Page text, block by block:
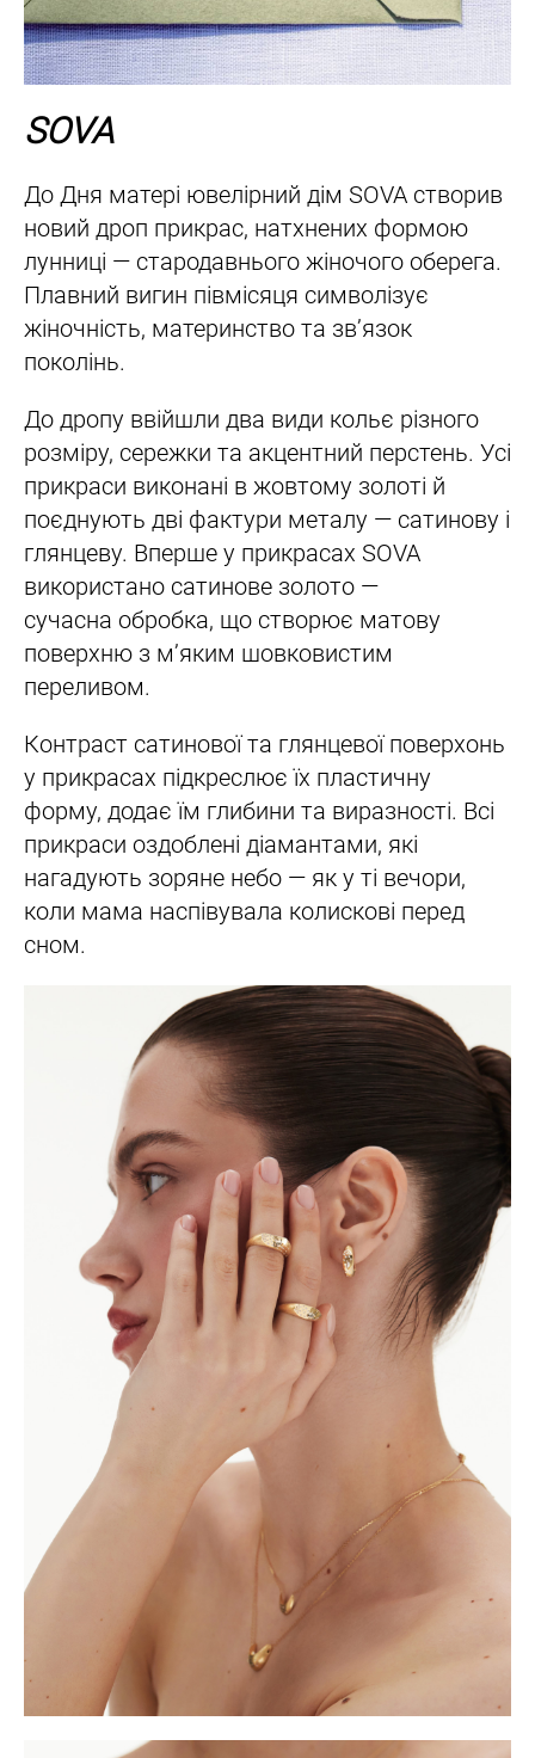
SOVA
До Дня матері ювелірний дім SOVA створив
новий дроп прикрас, натхнених формою
лунниці — стародавнього жіночого оберега.
Плавний вигин півмісяця символізує
жіночність, материнство та зв’язок
поколінь.
До дропу ввійшли два види кольє різного
розміру, сережки та акцентний перстень. Усі
прикраси виконані в жовтому золоті й
поєднують дві фактури металу — сатинову і
глянцеву. Вперше у прикрасах SOVA
використано сатинове золото —
сучасна обробка, що створює матову
поверхню з м’яким шовковистим
переливом.
Контраст сатинової та глянцевої поверхонь
у прикрасах підкреслює їх пластичну
форму, додає їм глибини та виразності. Всі
прикраси оздоблені діамантами, які
нагадують зоряне небо — як у ті вечори,
коли мама наспівувала колискові перед
сном.